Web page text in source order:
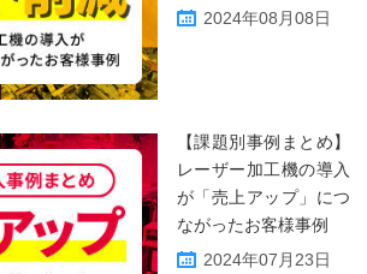
2024年08月08日
【課題別事例まとめ】
レーザー加工機の導入
が「売上アップ」につ
ながったお客様事例
2024年07月23日